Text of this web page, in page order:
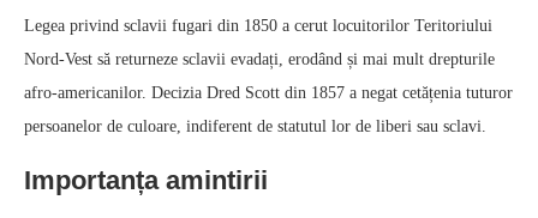
Legea privind sclavii fugari din 1850 a cerut locuitorilor Teritoriului
Nord-Vest să returneze sclavii evadați, erodând și mai mult drepturile
afro-americanilor. Decizia Dred Scott din 1857 a negat cetățenia tuturor
persoanelor de culoare, indiferent de statutul lor de liberi sau sclavi.
Importanța amintirii